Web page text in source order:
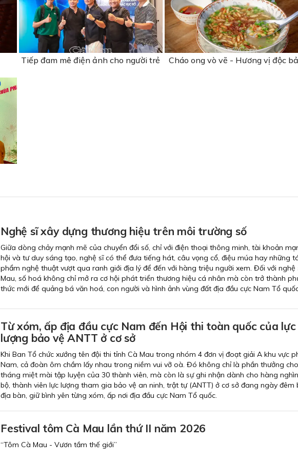
Tiếp đam mê điện ảnh cho người trẻ Cháo ong vò vẽ - Hương vị độc
Nghệ sĩ xây dựng thương hiệu trên môi trường số
Giữa dòng chảy mạnh mẽ của chuyển đổi số, chỉ với điện thoại thông minh, tài khoản
hội và tư duy sáng tạo, nghệ sĩ có thể đưa tiếng hát, câu vọng cổ, điệu múa hay những
phẩm nghệ thuật vượt qua ranh giới địa lý để đến với hàng triệu người xem. Đối với nghệ
Mau, số hoá không chỉ mở ra cơ hội phát triển thương hiệu cá nhân mà còn trở thành
thức mới để quảng bá văn hoá, con người và hình ảnh vùng đất địa đầu cực Nam Tổ
Từ xóm, ấp địa đầu cực Nam đến Hội thi toàn quốc của lực
lượng bảo vệ ANTT ở cơ sở
Khi Ban Tổ chức xướng tên đội thi tỉnh Cà Mau trong nhóm 4 đơn vị đoạt giải A khu vực
Nam, cả đoàn ôm chầm lấy nhau trong niềm vui vỡ oà. Đó không chỉ là phần thưởng
tháng miệt mài tập luyện của 30 thành viên, mà còn là sự ghi nhận dành cho hàng
bộ, thành viên lực lượng tham gia bảo vệ an ninh, trật tự (ANTT) ở cơ sở đang ngày đêm
địa bàn, giữ bình yên từng xóm, ấp nơi địa đầu cực Nam Tổ quốc.
Festival tôm Cà Mau lần thứ II năm 2026
“Tôm Cà Mau - Vươn tầm thế giới”